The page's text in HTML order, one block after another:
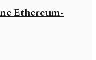
Ethereum-